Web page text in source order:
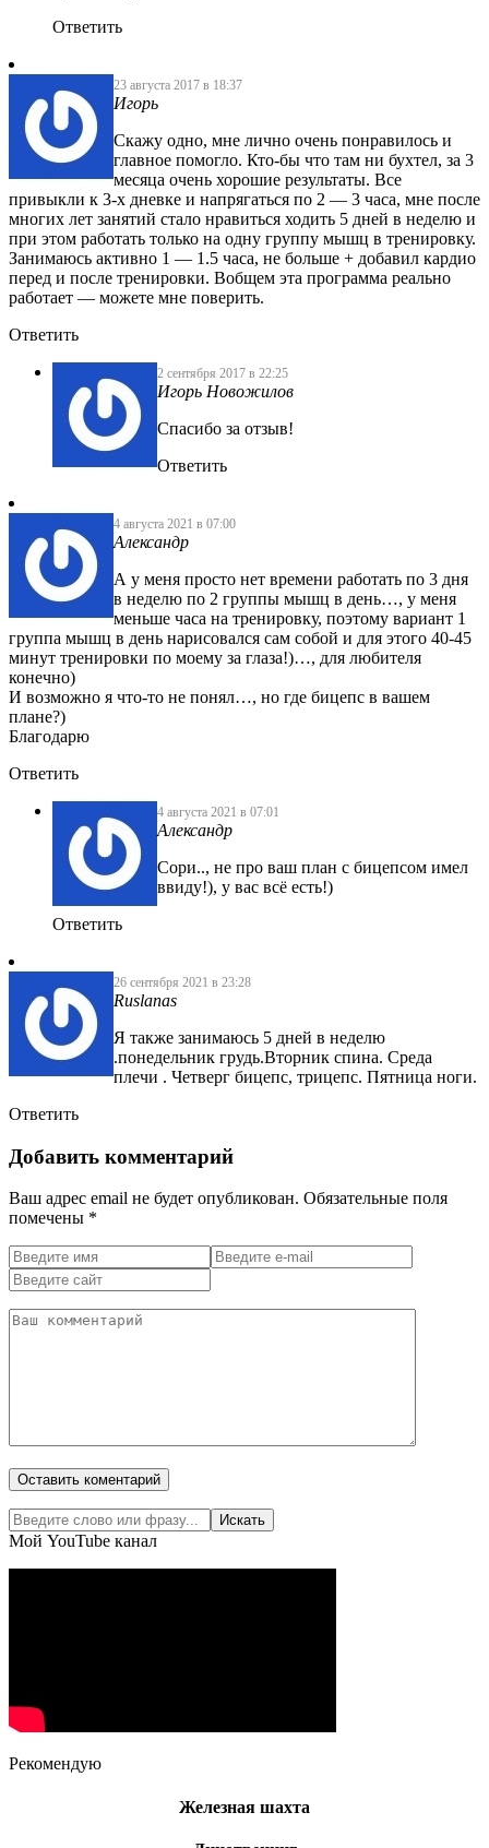
Ответить
23 августа 2017 в 18:37
Игорь
Скажу одно, мне лично очень понравилось и
главное помогло. Кто-бы что там ни бухтел, за 3
месяца очень хорошие результаты. Все
привыкли к 3-х дневке и напрягаться по 2 — 3 часа, мне после
многих лет занятий стало нравиться ходить 5 дней в неделю и
при этом работать только на одну группу мышц в тренировку.
Занимаюсь активно 1 — 1.5 часа, не больше + добавил кардио
перед и после тренировки. Вобщем эта программа реально
работает — можете мне поверить.
Ответить
2 сентября 2017 в 22:25
Игорь Новожилов
Спасибо за отзыв!
Ответить
4 августа 2021 в 07:00
Александр
А у меня просто нет времени работать по 3 дня
в неделю по 2 группы мышц в день…, у меня
меньше часа на тренировку, поэтому вариант 1
группа мышц в день нарисовался сам собой и для этого 40-45
минут тренировки по моему за глаза!)…, для любителя
конечно)
И возможно я что-то не понял…, но где бицепс в вашем
плане?)
Благодарю
Ответить
4 августа 2021 в 07:01
Александр
Сори.., не про ваш план с бицепсом имел
ввиду!), у вас всё есть!)
Ответить
26 сентября 2021 в 23:28
Ruslanas
Я также занимаюсь 5 дней в неделю
.понедельник грудь.Вторник спина. Среда
плечи . Четверг бицепс, трицепс. Пятница ноги.
Ответить
Добавить комментарий
Ваш адрес email не будет опубликован. Обязательные поля
помечены *
Мой YouTube канал
Рекомендую
Железная шахта